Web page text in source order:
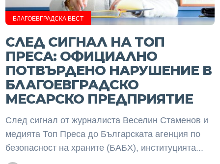
БЛАГОЕВГРАДСКА ВЕСТ
СЛЕД СИГНАЛ НА ТОП
ПРЕСА: ОФИЦИАЛНО
ПОТВЪРДЕНО НАРУШЕНИЕ В
БЛАГОЕВГРАДСКО
МЕСАРСКО ПРЕДПРИЯТИЕ
След сигнал от журналиста Веселин Стаменов и
медията Топ Преса до Българската агенция по
безопасност на храните (БАБХ), институцията...